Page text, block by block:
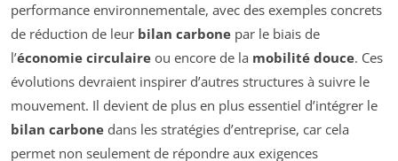
performance environnementale, avec des exemples concrets
de réduction de leur bilan carbone par le biais de
l’économie circulaire ou encore de la mobilité douce. Ces
évolutions devraient inspirer d’autres structures à suivre le
mouvement. Il devient de plus en plus essentiel d’intégrer le
bilan carbone dans les stratégies d’entreprise, car cela
permet non seulement de répondre aux exigences